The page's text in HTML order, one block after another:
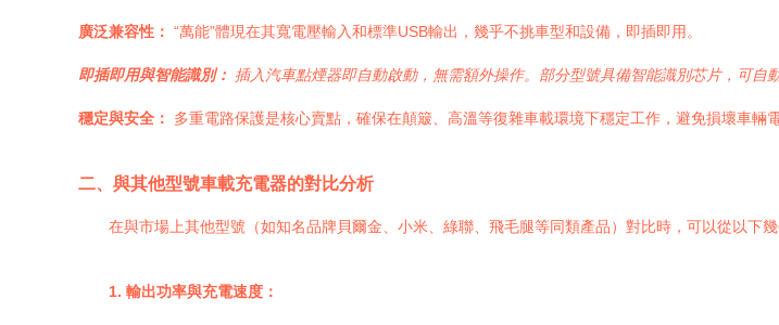
廣泛兼容性： “萬能”體現在其寬電壓輸入和標準USB輸出，幾乎不挑車型和設備，即插即用。
即插即用與智能識別： 插入汽車點煙器即自動啟動，無需額外操作。部分型號具備智能識別芯片，可自
穩定與安全： 多重電路保護是核心賣點，確保在顛簸、高溫等復雜車載環境下穩定工作，避免損壞車輛
二、與其他型號車載充電器的對比分析
在與市場上其他型號（如知名品牌貝爾金、小米、綠聯、飛毛腿等同類產品）對比時，可以從以下幾
1. 輸出功率與充電速度：